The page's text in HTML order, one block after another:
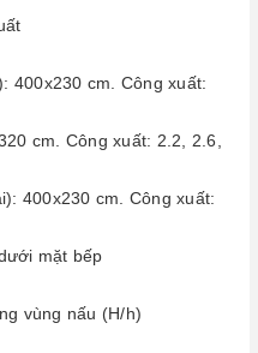
400x230 cm. Công xuất:
cm. Công xuất: 2.2, 2.6,
400x230 cm. Công xuất:
mặt bếp
vùng nấu (H/h)